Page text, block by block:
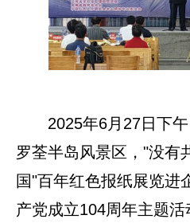
2025年6月27日下
罗荃半岛风景区，"没有
国"百年红色报纸展览进
产党成立104周年主题